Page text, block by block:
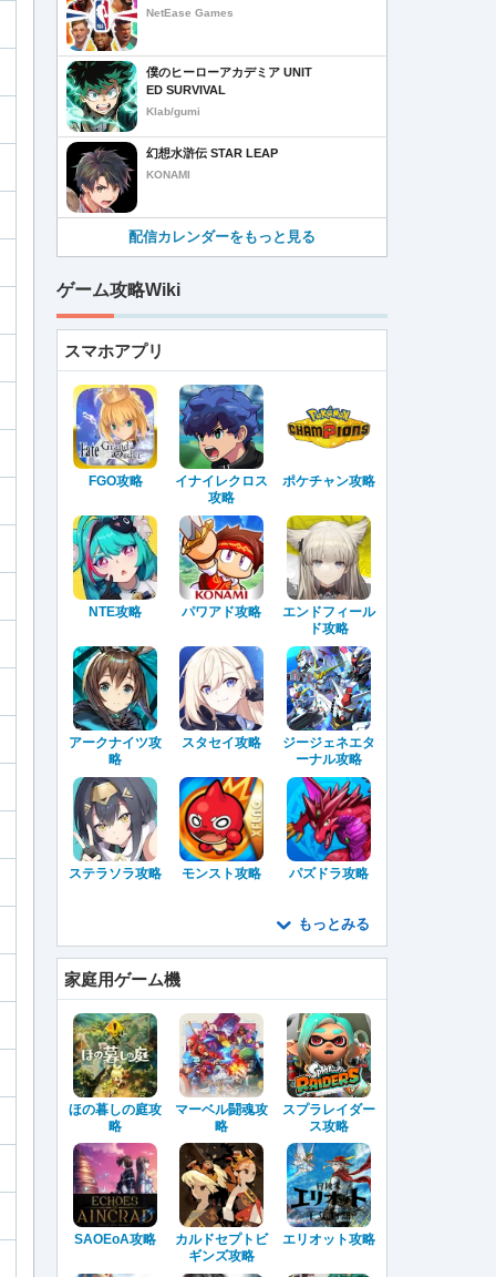
NetEase Games
僕のヒーローアカデミア UNIT
ED SURVIVAL
Klab/gumi
幻想水滸伝 STAR LEAP
KONAMI
配信カレンダーをもっと見る
ゲーム攻略Wiki
スマホアプリ
FGO攻略
イナイレクロス
攻略
ポケチャン攻略
NTE攻略 パワアド攻略
エンドフィール
ド攻略
アークナイツ攻
略
スタセイ攻略
ジージェネエタ
ーナル攻略
ステラソラ攻略 モンスト攻略 パズドラ攻略
もっとみる
家庭用ゲーム機
ほの暮しの庭攻
略
マーベル闘魂攻
略
スプラレイダー
ス攻略
SAOEoA攻略
カルドセプトビ
ギンズ攻略
エリオット攻略